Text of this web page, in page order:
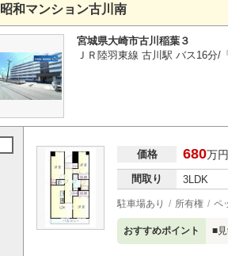
昭和マンション古川南
宮城県大崎市古川稲葉３
ＪＲ陸羽東線 古川駅 バス16分/
価格 680万円
間取り 3LDK
駐車場あり 所有権 ペ
おすすめポイント ■